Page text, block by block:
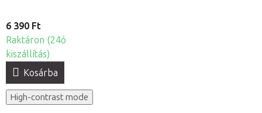
6 390 Ft
Raktáron (24ó
kiszállítás)
Kosárba
High-contrast mode